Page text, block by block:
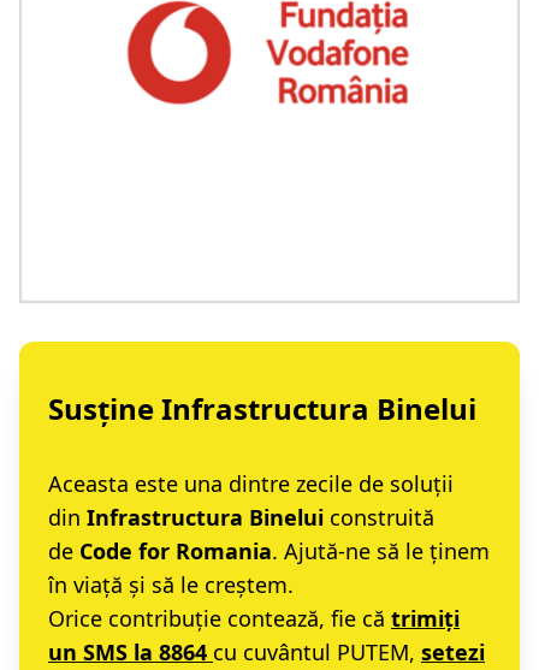
Susține Infrastructura Binelui
Aceasta este una dintre zecile de soluții
din Infrastructura Binelui construită
de Code for Romania. Ajută-ne să le ținem
în viață și să le creștem.
Orice contribuție contează, fie că trimiți
un SMS la 8864 cu cuvântul PUTEM, setezi